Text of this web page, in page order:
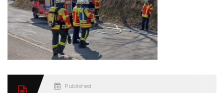
Published